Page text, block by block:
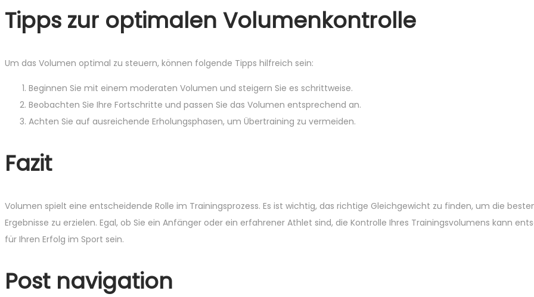
Tipps zur optimalen Volumenkontrolle
Um das Volumen optimal zu steuern, können folgende Tipps hilfreich sein:
Beginnen Sie mit einem moderaten Volumen und steigern Sie es schrittweise.
Beobachten Sie Ihre Fortschritte und passen Sie das Volumen entsprechend an.
Achten Sie auf ausreichende Erholungsphasen, um Übertraining zu vermeiden.
Fazit
Volumen spielt eine entscheidende Rolle im Trainingsprozess. Es ist wichtig, das richtige Gleichgewicht zu finden, um die
Ergebnisse zu erzielen. Egal, ob Sie ein Anfänger oder ein erfahrener Athlet sind, die Kontrolle Ihres Trainingsvolumens kann
für Ihren Erfolg im Sport sein.
Post navigation